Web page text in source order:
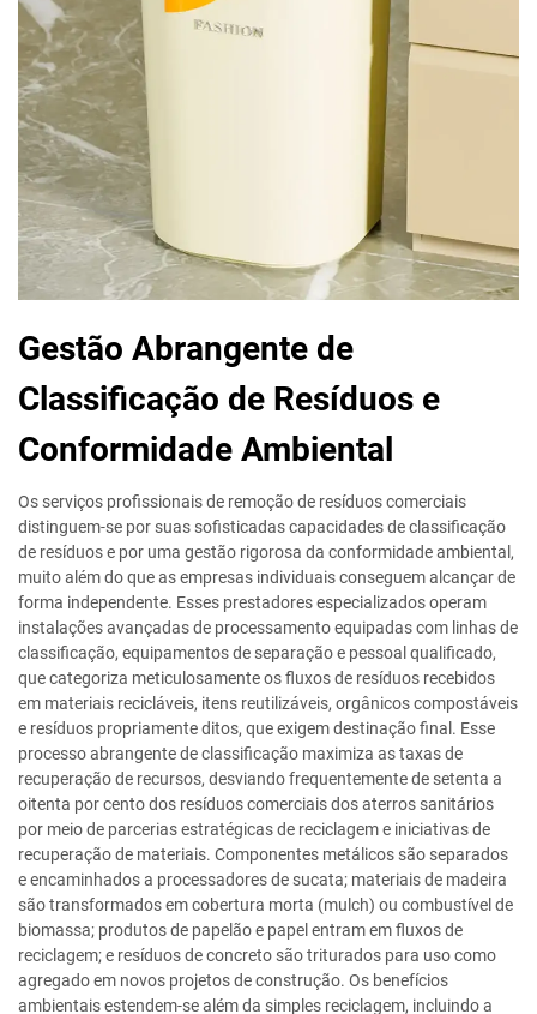
Gestão Abrangente de
Classificação de Resíduos e
Conformidade Ambiental
Os serviços profissionais de remoção de resíduos comerciais
distinguem-se por suas sofisticadas capacidades de classificação
de resíduos e por uma gestão rigorosa da conformidade ambiental,
muito além do que as empresas individuais conseguem alcançar de
forma independente. Esses prestadores especializados operam
instalações avançadas de processamento equipadas com linhas de
classificação, equipamentos de separação e pessoal qualificado,
que categoriza meticulosamente os fluxos de resíduos recebidos
em materiais recicláveis, itens reutilizáveis, orgânicos compostáveis
e resíduos propriamente ditos, que exigem destinação final. Esse
processo abrangente de classificação maximiza as taxas de
recuperação de recursos, desviando frequentemente de setenta a
oitenta por cento dos resíduos comerciais dos aterros sanitários
por meio de parcerias estratégicas de reciclagem e iniciativas de
recuperação de materiais. Componentes metálicos são separados
e encaminhados a processadores de sucata; materiais de madeira
são transformados em cobertura morta (mulch) ou combustível de
biomassa; produtos de papelão e papel entram em fluxos de
reciclagem; e resíduos de concreto são triturados para uso como
agregado em novos projetos de construção. Os benefícios
ambientais estendem-se além da simples reciclagem, incluindo a